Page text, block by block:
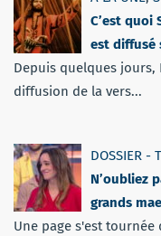
C’est quoi
est diffusé
Depuis quelques jours,
diffusion de la vers...
DOSSIER -
N’oubliez
grands
Une page s'est tournée